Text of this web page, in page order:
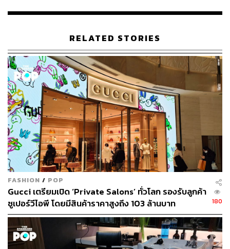
RELATED STORIES
FASHION / POP
Gucci เตรียมเปิด ‘Private Salons’ ทั่วโลก รองรับลูกค้า
ซูเปอร์วีไอพี โดยมีสินค้าราคาสูงถึง 103 ล้านบาท
180